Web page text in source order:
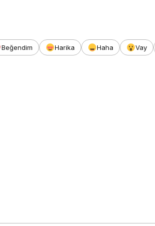
Beğendim Harika Haha Vay